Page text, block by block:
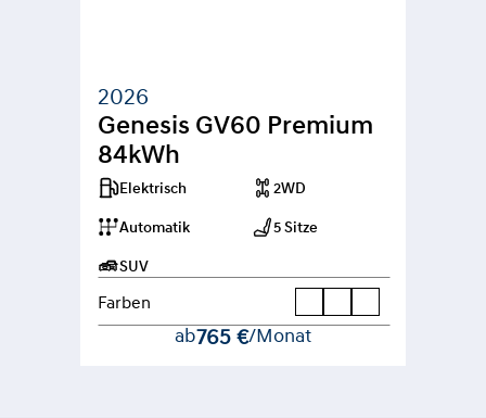
2026
Genesis GV60 Premium
84kWh
Elektrisch 2WD
Automatik 5 Sitze
SUV
Farben
ab765 €/Monat